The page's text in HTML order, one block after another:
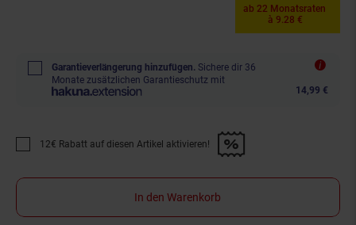
ab 22 Monatsraten
à 9.28 €
Garantieverlängerung hinzufügen. Sichere dir 36
Monate zusätzlichen Garantieschutz mit
14,99 €
Promotion "12€ Rabatt auf diesen Artikel aktivieren!" anwenden
12€ Rabatt auf diesen Artikel aktivieren!
In den Warenkorb